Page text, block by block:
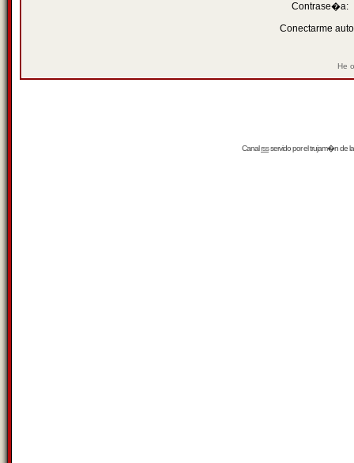
Contrase�a:
Conectarme
He
Canalrssservido por eltrujam�nde